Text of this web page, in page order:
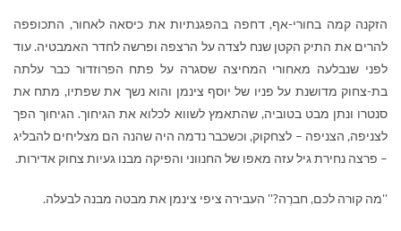
הזקנה קמה בחורי-אף, דחפה בהפגנתיות את כיסאה לאחור, התכופפה
להרים את התיק הקטן שנח לצדה על הרצפה ופרשה לחדר האמבטיה. עוד
לפני שנבלעה מאחורי המחיצה שסגרה על פתח הפרוזדור כבר עלתה
בת-צחוק מדושנת על פניו של יוסף צינמן והוא נשך את שפתיו, מתח את
סנטרו ונתן מבט בטוביה, שהתאמץ לשווא לכלוא את הגיחוך. הגיחוך הפך
לצניפה, הצניפה – לצחקוק, וכשכבר נדמה היה שהנה הם מצליחים להבליג
– פרצה נחירת גיל עזה מאפו של החנווני והפיקה מבנו געיות צחוק אדירות.
''מה קורה לכם, חברֶה?'' העבירה ציפי צינמן את מבטה מבנה לבעלה.